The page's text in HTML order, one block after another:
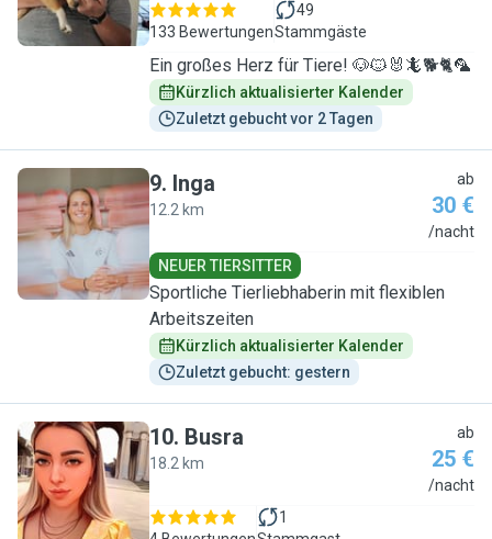
133 Bewertungen
49
Stammgäste
Ein großes Herz für Tiere! 🐶🐱🐰🦎🐕🐈🦜
Kürzlich aktualisierter Kalender
Zuletzt gebucht vor 2 Tagen
I
9. Inga
12.2 km
ab
30 €
/nacht
NEUER TIERSITTER
Sportliche Tierliebhaberin mit flexiblen
Arbeitszeiten
Kürzlich aktualisierter Kalender
Zuletzt gebucht: gestern
B
10. Busra
18.2 km
ab
25 €
/nacht
1